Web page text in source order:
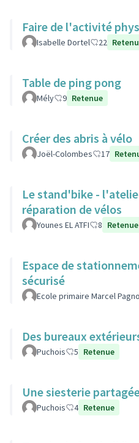
Faire de l'activité
Isabelle Dortel 22
Table de ping pong
Mély 9 Retenue
Créer des abris à vélo
Joël-Colombes 17
Le stand'bike -
réparation de vélos
Younes EL ATFI 8 Retenue
Espace de
sécurisé
Ecole primaire Marcel
Des bureaux
Puchois 5 Retenue
Une siesterie
Puchois 4 Retenue